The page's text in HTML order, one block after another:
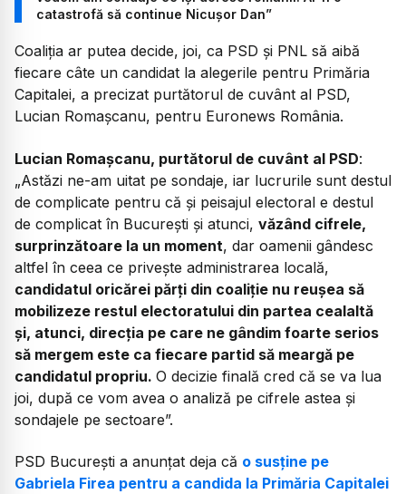
catastrofă să continue Nicușor Dan”
Coaliția ar putea decide, joi, ca PSD și PNL să aibă
fiecare câte un candidat la alegerile pentru Primăria
Capitalei, a precizat purtătorul de cuvânt al PSD,
Lucian Romașcanu, pentru Euronews România.
Lucian Romașcanu, purtătorul de cuvânt al PSD:
„Astăzi ne-am uitat pe sondaje, iar lucrurile sunt destul
de complicate pentru că și peisajul electoral e destul
de complicat în București și atunci, văzând cifrele,
surprinzătoare la un moment, dar oamenii gândesc
altfel în ceea ce privește administrarea locală,
candidatul oricărei părți din coaliție nu reușea să
mobilizeze restul electoratului din partea cealaltă
și, atunci, direcția pe care ne gândim foarte serios
să mergem este ca fiecare partid să meargă pe
candidatul propriu. O decizie finală cred că se va lua
joi, după ce vom avea o analiză pe cifrele astea și
sondajele pe sectoare”.
PSD București a anunțat deja că o susține pe
Gabriela Firea pentru a candida la Primăria Capitalei